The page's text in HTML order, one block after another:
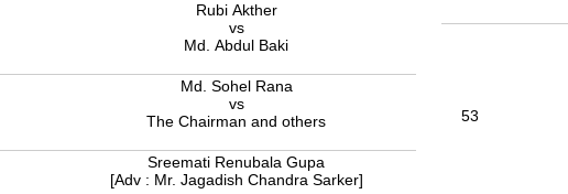
Rubi Akther
vs
Md. Abdul Baki
Md. Sohel Rana
vs
The Chairman and others
Sreemati Renubala Gupa
[Adv : Mr. Jagadish Chandra Sarker]
53